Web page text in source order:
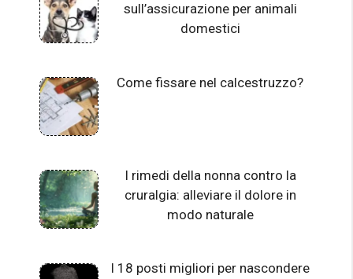
sull’assicurazione per animali
domestici
Come fissare nel calcestruzzo?
I rimedi della nonna contro la
cruralgia: alleviare il dolore in
modo naturale
I 18 posti migliori per nascondere